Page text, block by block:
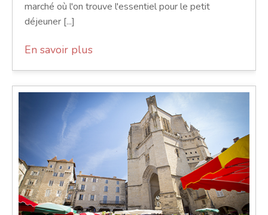
marché où l'on trouve l'essentiel pour le petit
déjeuner [...]
En savoir plus